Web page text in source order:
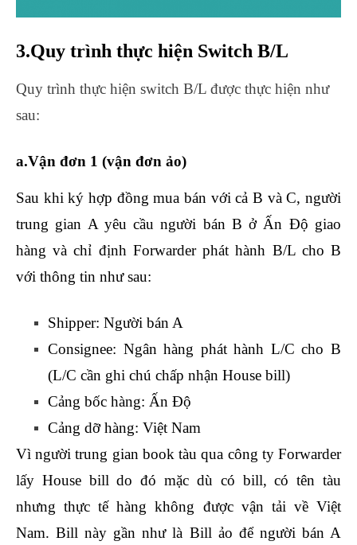
3.Quy trình thực hiện Switch B/L
Quy trình thực hiện switch B/L được thực hiện như
sau:
a.Vận đơn 1 (vận đơn ảo)
Sau khi ký hợp đồng mua bán với cả B và C, người
trung gian A yêu cầu người bán B ở Ấn Độ giao
hàng và chỉ định Forwarder phát hành B/L cho B
với thông tin như sau:
Shipper: Người bán A
Consignee: Ngân hàng phát hành L/C cho B
(L/C cần ghi chú chấp nhận House bill)
Cảng bốc hàng: Ấn Độ
Cảng dỡ hàng: Việt Nam
Vì người trung gian book tàu qua công ty Forwarder
lấy House bill do đó mặc dù có bill, có tên tàu
nhưng thực tế hàng không được vận tải về Việt
Nam. Bill này gần như là Bill ảo để người bán A